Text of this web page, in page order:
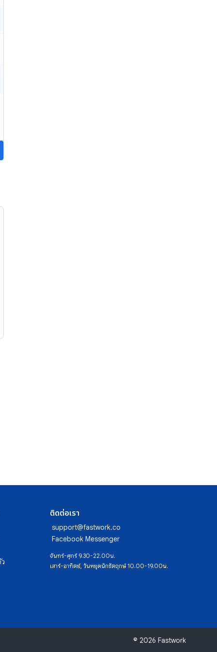
ติดต่อเรา
support@fastwork.co
Facebook Messenger
จันทร์-ศุกร์ 9.30-22.00น.
เสาร์-อาทิตย์, วันหยุดนักขัตฤกษ์ 10.00-19.00น.
© 2026 Fastwork